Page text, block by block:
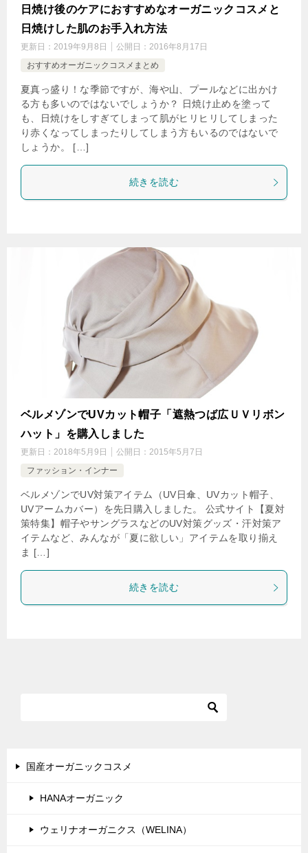
日焼け後のケアにおすすめなオーガニックコスメと
日焼けした肌のお手入れ方法
更新日： 2019年9月8日 公開日： 2016年8月17日
おすすめオーガニックコスメまとめ
夏真っ盛り！な季節ですが、海や山、プールなどに出かけ
る方も多いのではないでしょうか？ 日焼け止めを塗って
も、日焼けをしすぎてしまって肌がヒリヒリしてしまった
り赤くなってしまったりしてしまう方もいるのではないで
しょうか。 […]
続きを読む
ベルメゾンでUVカット帽子「遮熱つば広ＵＶリボン
ハット」を購入しました
更新日： 2018年5月9日 公開日： 2015年5月7日
ファッション・インナー
ベルメゾンでUV対策アイテム（UV日傘、UVカット帽子、
UVアームカバー）を先日購入しました。 公式サイト【夏対
策特集】帽子やサングラスなどのUV対策グッズ・汗対策ア
イテムなど、みんなが「夏に欲しい」アイテムを取り揃え
ま […]
続きを読む
国産オーガニックコスメ
HANAオーガニック
ウェリナオーガニクス（WELINA）